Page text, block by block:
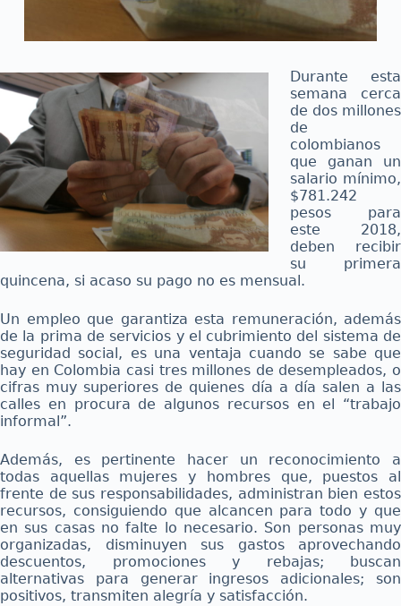
Durante esta
semana cerca
de dos millones
de
colombianos
que ganan un
salario mínimo,
$781.242
pesos para
este 2018,
deben recibir
su primera
quincena, si acaso su pago no es mensual.
Un empleo que garantiza esta remuneración, además
de la prima de servicios y el cubrimiento del sistema de
seguridad social, es una ventaja cuando se sabe que
hay en Colombia casi tres millones de desempleados, o
cifras muy superiores de quienes día a día salen a las
calles en procura de algunos recursos en el “trabajo
informal”.
Además, es pertinente hacer un reconocimiento a
todas aquellas mujeres y hombres que, puestos al
frente de sus responsabilidades, administran bien estos
recursos, consiguiendo que alcancen para todo y que
en sus casas no falte lo necesario. Son personas muy
organizadas, disminuyen sus gastos aprovechando
descuentos, promociones y rebajas; buscan
alternativas para generar ingresos adicionales; son
positivos, transmiten alegría y satisfacción.